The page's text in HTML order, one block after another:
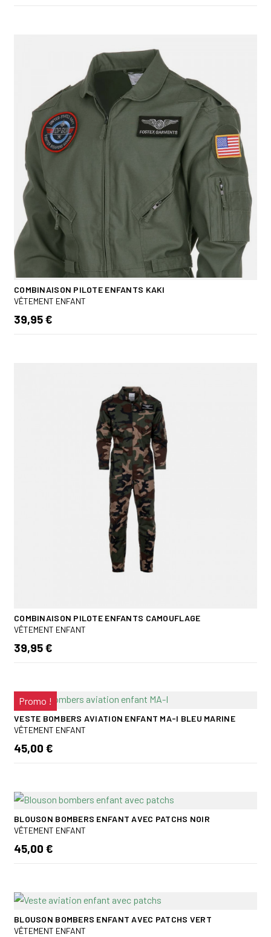
COMBINAISON PILOTE ENFANTS KAKI
VÊTEMENT ENFANT
39,95 €
COMBINAISON PILOTE ENFANTS CAMOUFLAGE
VÊTEMENT ENFANT
39,95 €
Promo !
VESTE BOMBERS AVIATION ENFANT MA-I BLEU MARINE
VÊTEMENT ENFANT
45,00 €
BLOUSON BOMBERS ENFANT AVEC PATCHS NOIR
VÊTEMENT ENFANT
45,00 €
BLOUSON BOMBERS ENFANT AVEC PATCHS VERT
VÊTEMENT ENFANT